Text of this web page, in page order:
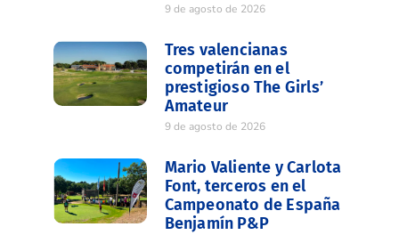
9 de agosto de 2026
Tres valencianas
competirán en el
prestigioso The Girls’
Amateur
9 de agosto de 2026
Mario Valiente y Carlota
Font, terceros en el
Campeonato de España
Benjamín P&P